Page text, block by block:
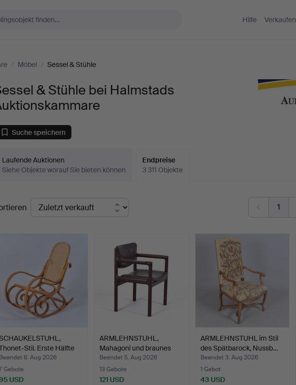
Hilfe Verkaufen
/ Möbel / Sessel & Stühle
& Stühle bei Halmstads
Suche speichern
Laufende Auktionen
Siehe Objekte worauf Sie bieten können
Endpreise
3 311 Objekte
1
Stil. Erste Hälfte
6. Aug 2026
Gebote
USD
ARMLEHNSTUHL,
Mahagoni und braunes
Leder, …
Beendet 5. Aug 2026
13 Gebote
121 USD
ARMLEHNSTUHL im Stil
des Spätbarock, Nussb…
Beendet 3. Aug 2026
1 Gebot
43 USD